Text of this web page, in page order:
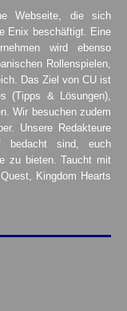
Webseite, die sich
Enix beschäftigt. Eine
wird ebenso
Rollenspielen,
Das Ziel von CU ist
(Tipps & Lösungen),
Wir besuchen zudem
Unsere Redakteure
bedacht sind, euch
zu bieten. Taucht mit
Kingdom Hearts